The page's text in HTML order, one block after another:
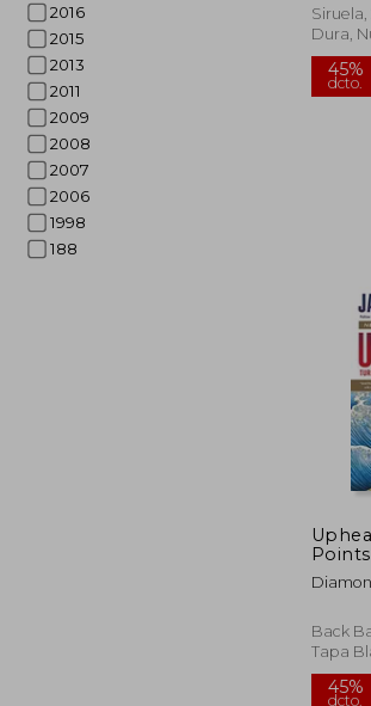
2016
2015
2013
2011
2009
2008
2007
2006
1998
188
Siruela,
Dura,
Crisis
Back
Tapa